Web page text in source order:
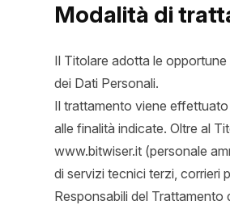
Modalità di
Il Titolare adotta le
dei Dati Personali.
Il trattamento viene
alle finalità indicate. Oltre al
www.bitwiser.it (personale
di servizi tecnici terzi, corrieri
Responsabili del Trattamento